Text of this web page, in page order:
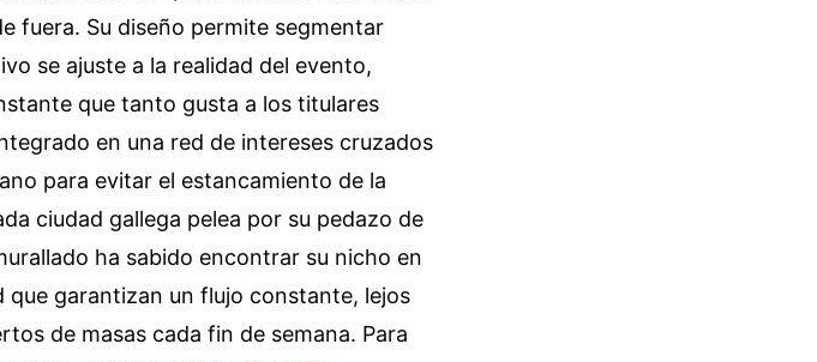
fuera. Su diseño permite segmentar
se ajuste a la realidad del evento,
que tanto gusta a los titulares
en una red de intereses cruzados
para evitar el estancamiento de la
ciudad gallega pelea por su pedazo de
ha sabido encontrar su nicho en
garantizan un flujo constante, lejos
de masas cada fin de semana. Para